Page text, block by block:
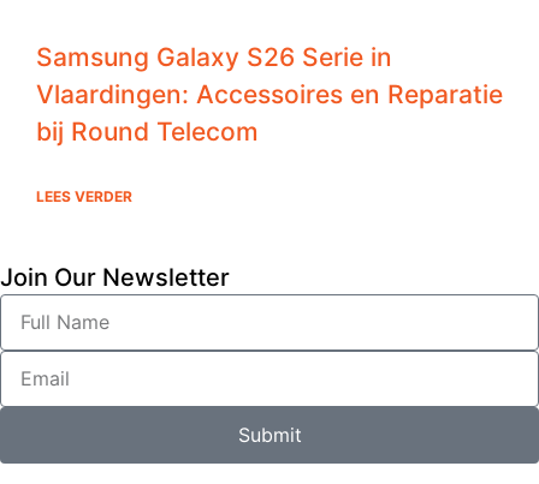
Samsung Galaxy S26 Serie in
Vlaardingen: Accessoires en Reparatie
bij Round Telecom
LEES VERDER
Join Our Newsletter
Submit